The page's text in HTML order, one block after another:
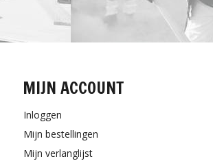
MIJN ACCOUNT
Inloggen
Mijn bestellingen
Mijn verlanglijst